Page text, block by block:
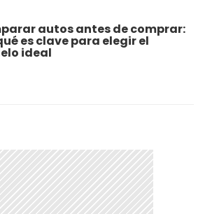
autos antes de comprar:
es clave para elegir el
ideal